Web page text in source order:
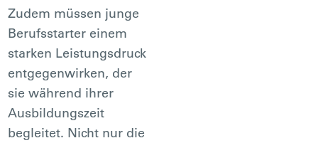
Zudem müssen junge
Berufsstarter einem
starken Leistungsdruck
entgegenwirken, der
sie während ihrer
Ausbildungszeit
begleitet. Nicht nur die